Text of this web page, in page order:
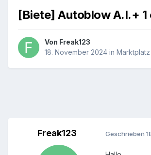
[Biete] Autoblow A.I.+
Von Freak123
18. November 2024 in Marktplatz
Freak123 Geschrieben